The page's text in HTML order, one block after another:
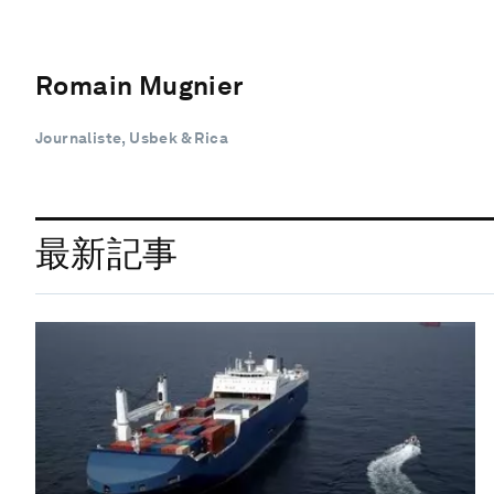
Romain Mugnier
Journaliste, Usbek & Rica
最新記事